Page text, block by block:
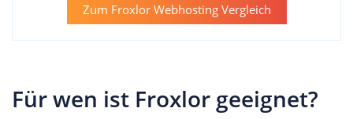
Zum Froxlor Webhosting Vergleich
Für wen ist Froxlor geeignet?